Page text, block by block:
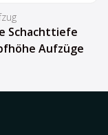
Schachttiefe
Aufzüge